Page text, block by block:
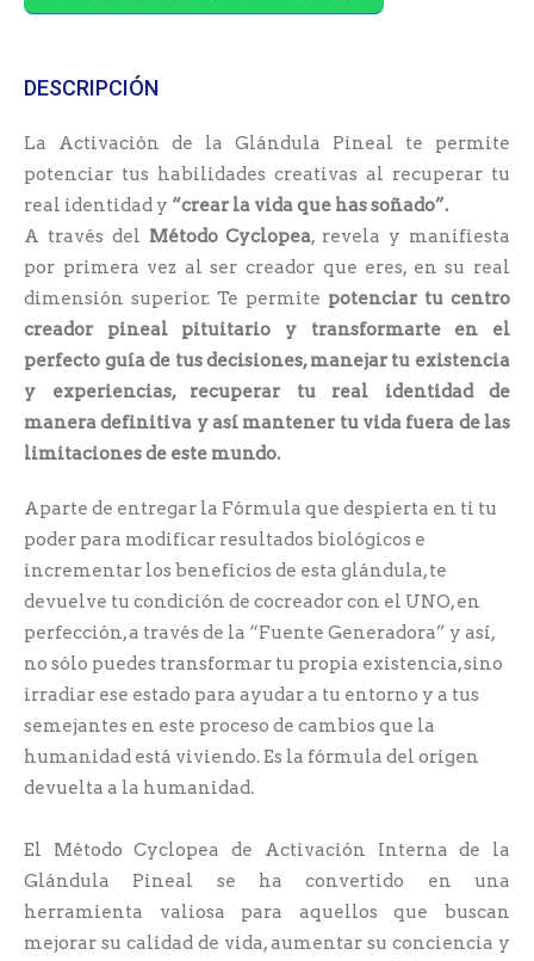
DESCRIPCIÓN
La Activación de la Glándula Pineal te permite
potenciar tus habilidades creativas al recuperar tu
real identidad y “crear la vida que has soñado”.
A través del Método Cyclopea, revela y manifiesta
por primera vez al ser creador que eres, en su real
dimensión superior. Te permite potenciar tu centro
creador pineal pituitario y transformarte en el
perfecto guía de tus decisiones, manejar tu existencia
y experiencias, recuperar tu real identidad de
manera definitiva y así mantener tu vida fuera de las
limitaciones de este mundo.
Aparte de entregar la Fórmula que despierta en ti tu
poder para modificar resultados biológicos e
incrementar los beneficios de esta glándula, te
devuelve tu condición de cocreador con el UNO, en
perfección, a través de la “Fuente Generadora” y así,
no sólo puedes transformar tu propia existencia, sino
irradiar ese estado para ayudar a tu entorno y a tus
semejantes en este proceso de cambios que la
humanidad está viviendo. Es la fórmula del origen
devuelta a la humanidad.
El Método Cyclopea de Activación Interna de la
Glándula Pineal se ha convertido en una
herramienta valiosa para aquellos que buscan
mejorar su calidad de vida, aumentar su conciencia y